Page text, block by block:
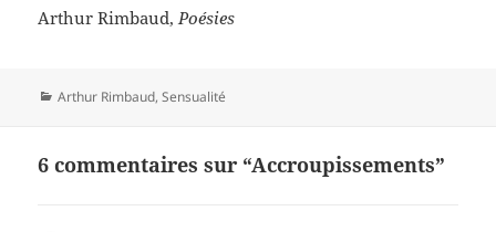
Arthur Rimbaud, Poésies
Catégories
Arthur Rimbaud,Sensualité
6 commentaires sur “Accroupissements”